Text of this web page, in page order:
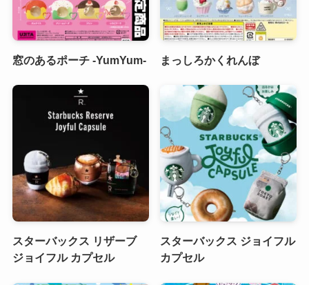
窓のあるポーチ -YumYum- まっしろかくれんぼ
スターバックス リザーブ
ジョイフル カプセル
スターバックス ジョイフル
カプセル